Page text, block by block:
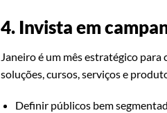
4. Invista em
Janeiro é um mês estratégico
soluções, cursos, serviços e
Definir públicos bem